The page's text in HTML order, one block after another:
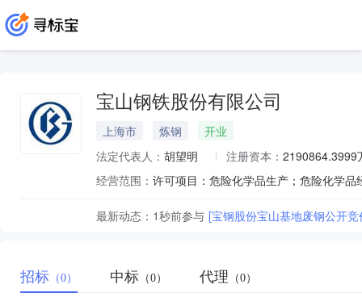
宝山钢铁股份有限公司
上海市 炼钢
开业
法定代表人： 胡望明 注册资本： 2190864.3999
经营范围：
最新动态： 1秒前参与 [宝钢股份宝山基地废钢公开
招标 （0） 中标 （0） 代理 （0）